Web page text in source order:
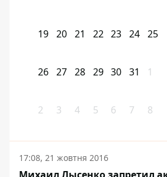
19 20 21 22 23 24 25
26 27 28 29 30 31 1
2 3 4 5 6 7 8
17:08, 21 жовтня 2016